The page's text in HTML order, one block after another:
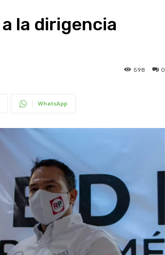
la dirigencia
0
598
WhatsApp